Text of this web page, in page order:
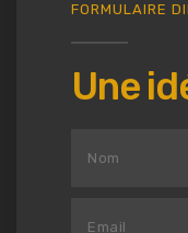
FORMULAIRE
Une